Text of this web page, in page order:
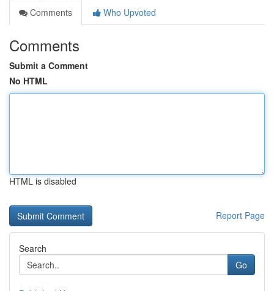
Comments
Who Upvoted
Comments
Submit a Comment
No HTML
HTML is disabled
Report Page
Search
Go